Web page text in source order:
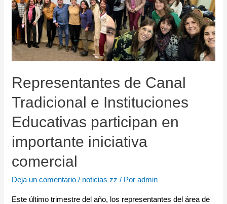
Representantes de Canal
Tradicional e Instituciones
Educativas participan en
importante iniciativa
comercial
Deja un comentario / noticias zz / Poradmin
Este último trimestre del año, los representantes del área de